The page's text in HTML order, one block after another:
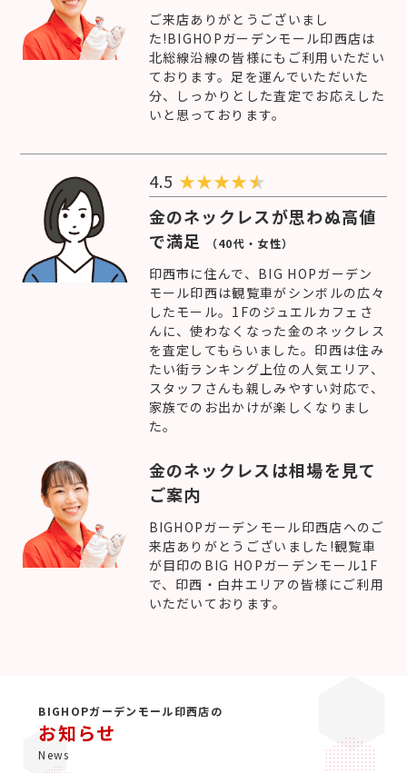
ご来店ありがとうございまし
た!BIGHOPガーデンモール印西店は
北総線沿線の皆様にもご利用いただい
ております。足を運んでいただいた
分、しっかりとした査定でお応えした
いと思っております。
4.5 ★★★★
金のネックレスが思わぬ高値
で満足
（40代・女性）
印西市に住んで、BIG HOPガーデン
モール印西は観覧車がシンボルの広々
したモール。1Fのジュエルカフェさ
んに、使わなくなった金のネックレス
を査定してもらいました。印西は住み
たい街ランキング上位の人気エリア、
スタッフさんも親しみやすい対応で、
家族でのお出かけが楽しくなりまし
た。
金のネックレスは相場を見て
ご案内
BIGHOPガーデンモール印西店へのご
来店ありがとうございました!観覧車
が目印のBIG HOPガーデンモール1F
で、印西・白井エリアの皆様にご利用
いただいております。
BIGHOPガーデンモール印西店の
お知らせ
News